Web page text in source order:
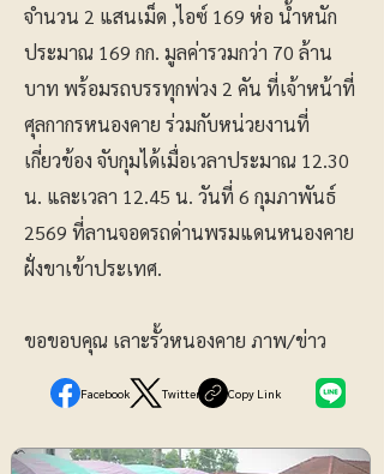
จำนวน 2 แสนเม็ด ,ไอซ์ 169 ห่อ น้ำหนัก
ประมาณ 169 กก. มูลค่ารวมกว่า 70 ล้าน
บาท พร้อมรถบรรทุกพ่วง 2 คัน ที่เจ้าหน้าที่
ศุลกากรหนองคาย ร่วมกับหน่วยงานที่
เกี่ยวข้อง จับกุมได้เมื่อเวลาประมาณ 12.30
น. และเวลา 12.45 น. วันที่ 6 กุมภาพันธ์
2569 ที่ลานจอดรถด่านพรมแดนหนองคาย
ฝั่งขาเข้าประเทศ.
ขอขอบคุณ เลาะรั้วหนองคาย ภาพ/ข่าว
Facebook Twitter Copy Link